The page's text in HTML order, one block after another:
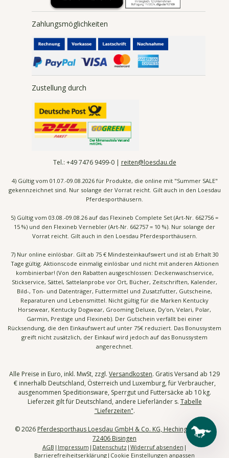
Zahlungsmöglichkeiten
Zustellung durch
Tel.: +49 74769499-0 | reiten@loesdau.de
4) Gültig vom 01.07.-09.08.2026 für Produkte, die online mit "Summer SALE"
gekennzeichnet sind. Nur solange der Vorrat reicht. Gilt auch in den Loesdau
Pferdesporthäusern.
5) Gültig vom 03.08.-09.08.26 auf das Flexineb Complete Set (Art-Nr. 662756 =
15 %) und den Flexineb Vernebler (Art-Nr. 662757 = 10 %). Nur solange der
Vorrat reicht. Gilt auch in den Loesdau Pferdesporthäusern.
7) Nur online einlösbar. Gilt ab 75 € Mindesteinkaufswert und ist ab Erhalt 30
Tage gültig. Aktionscode einmalig einlösbar und nicht mit anderen Aktionen
kombinierbar! (Von den Rabatten ausgeschlossen: Deckenwaschservice,
Stickservice, Sättel, Sattelanprobe vor Ort, Bücher, Zeitschriften, Kalender,
Bild-, Ton- und Datenträger, Futtermittel und Zusatzfutter, Gutscheine,
Reparaturen und Lebensmittel. Nicht gültig für die Marken Kentucky
Horsewear, Kentucky Dogwear, Grooming Deluxe, Dy'on, Velari, Polar,
Garmin, Prestige und Flexineb). Der Gutschein verfällt bei einer
Rücksendung, die den Einkaufswert auf unter 75€ reduziert. Das Bonussystem
greift nicht zusätzlich, der Einkauf wird jedoch auf das Bonussystem
angerechnet.
Alle Preise in Euro, inkl. MwSt, zzgl. Versandkosten. Gratis Versand ab 129
€ innerhalb Deutschland, Österreich und Luxemburg, für Verbraucher,
ausgenommen Speditionsware, Sperrgut und Futtersäcke ab 10 kg.
Lieferzeit gilt für Deutschland, andere Lieferländer s. Tabelle
"Lieferzeiten".
© 2026 Pferdesporthaus Loesdau GmbH & Co. KG, Hechinger Str. 58,
72406 Bisingen
AGB Impressum Datenschutz Widerruf absenden
Barrierefreiheitserklärung Cookie Einstellungen anpassen